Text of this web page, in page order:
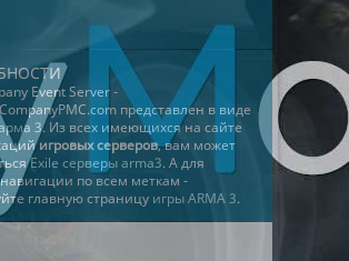
Event Server -
представлен в виде
3. Из всех имеющихся на сайте
игровых серверов, вам может
Exile серверы arma3. А для
по всем меткам -
главную страницу игры ARMA 3.